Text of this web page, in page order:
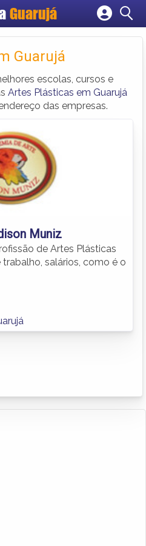
Guarujá
empresa
conta
Guarujá
escolas, cursos e
Artes Plásticas em Guarujá
das empresas.
Muniz
de Artes Plásticas
salários, como é o